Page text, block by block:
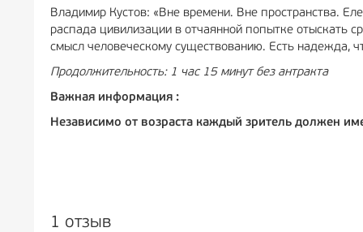
Владимир Кустов: «Вне времени. Вне пространства.
распада цивилизации в отчаянной попытке отыскать
смысл человеческому существованию. Есть надежда,
Продолжительность: 1 час 15 минут без антракта
Важная информация :
Независимо от возраста каждый зритель должен
1 отзыв